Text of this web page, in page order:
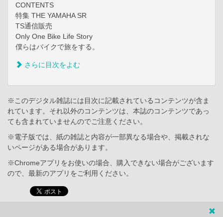
CONTENTS
特集 THE YAMAHA SR
TS通信販売
Only One Bike Life Story
僕らはバイクで旅をする。
さらに目次をよむ
※このデジタル雑誌には目次に記載されているコンテンツが含ま
れています。それ以外のコンテンツは、本誌のコンテンツであっ
ても含まれていませんのでご注意ください。
※電子版では、紙の雑誌と内容が一部異なる場合や、掲載されな
いページがある場合があります。
※Chromeアプリをお使いの場合、購入できない場合がございます
ので、最新のアプリをご利用ください。